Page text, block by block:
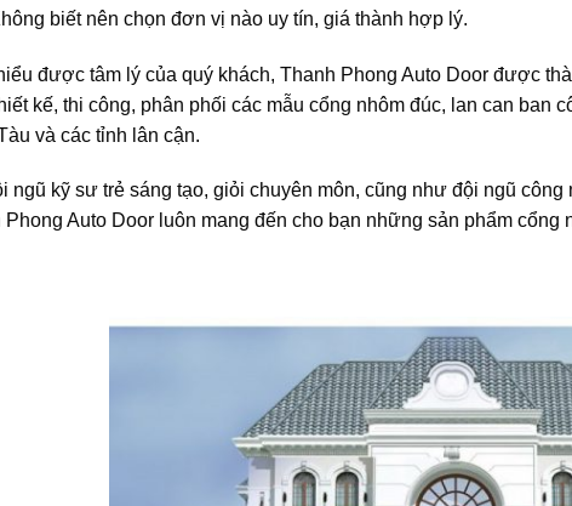
biết nên chọn đơn vị nào uy tín, giá thành hợp lý.
được tâm lý của quý khách, Thanh Phong Auto Door được
kế, thi công, phân phối các mẫu cổng nhôm đúc, lan can ban
và các tỉnh lân cận.
ngũ kỹ sư trẻ sáng tạo, giỏi chuyên môn, cũng như đội ngũ công
Phong Auto Door luôn mang đến cho bạn những sản phẩm cổng